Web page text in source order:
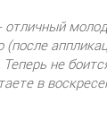
(после
не
в